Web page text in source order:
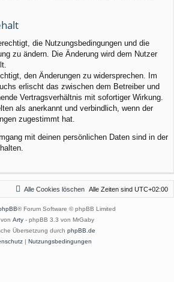
die Nutzungsbedingungen und die
zu ändern. Die Änderung wird dem Nutzer
den Änderungen zu widersprechen. Im
erlischt das zwischen dem Betreiber und
Vertragsverhältnis mit sofortiger Wirkung.
als anerkannt und verbindlich, wenn der
zugestimmt hat.
mit deinen persönlichen Daten sind in der
Alle Zeiten sind UTC+02:00
Alle Cookies löschen
® Forum Software © phpBB Limited
Arty - phpBB 3.3 von MrGaby
Übersetzung durch phpBB.de
| Nutzungsbedingungen